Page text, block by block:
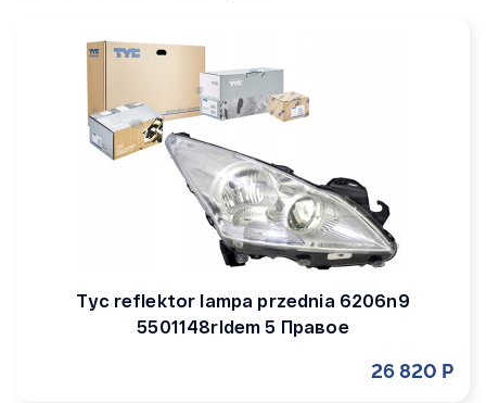
Tyc reflektor lampa przednia 6206n9
5501148rldem 5 Правое
26 820 Р